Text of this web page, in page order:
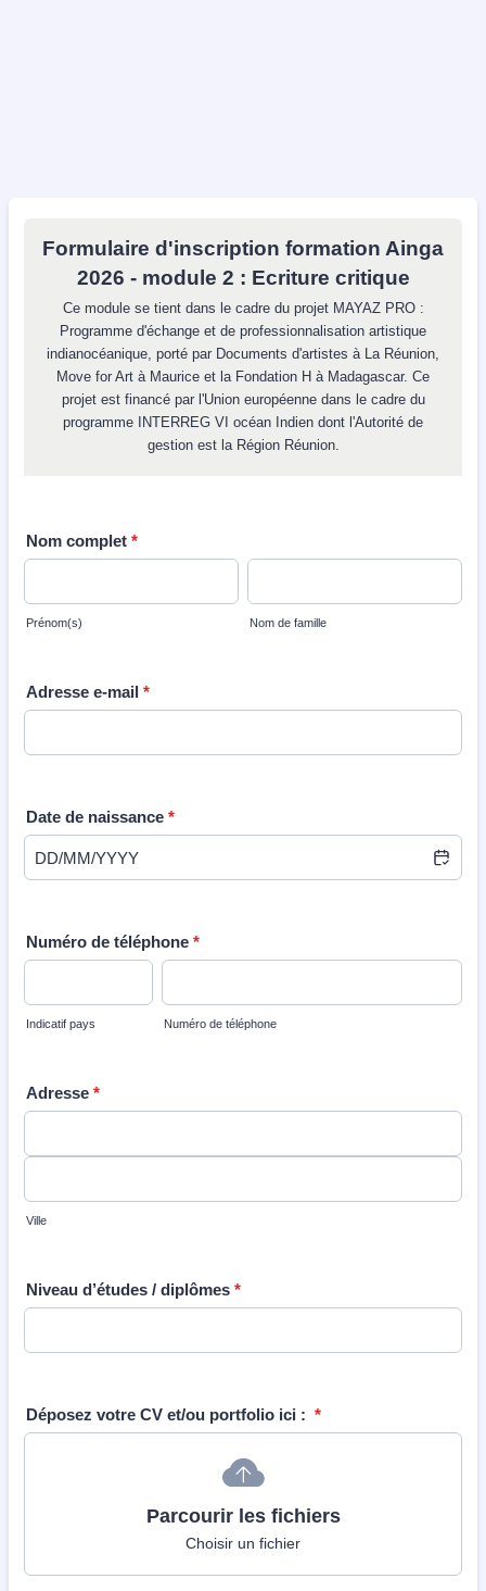
Formulaire d'inscription formation Ainga
2026 - module 2 : Ecriture critique
Ce module se tient dans le cadre du projet MAYAZ PRO :
Programme d'échange et de professionnalisation artistique
indianocéanique, porté par Documents d'artistes à La Réunion,
Move for Art à Maurice et la Fondation H à Madagascar. Ce
projet est financé par l'Union européenne dans le cadre du
programme INTERREG VI océan Indien dont l'Autorité de
gestion est la Région Réunion.
Nom complet *
Prénom(s) Nom de famille
Adresse e-mail *
Date de naissance *
Numéro de téléphone *
Indicatif pays Numéro de téléphone
Adresse *
Ville
Niveau d’études / diplômes *
Déposez votre CV et/ou portfolio ici : *
Parcourir les fichiers
Choisir un fichier